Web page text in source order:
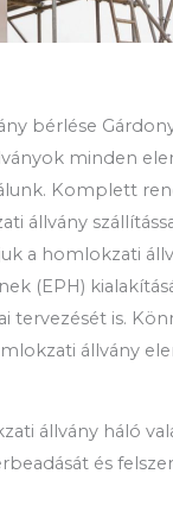
bérlése
minden
Komplett
állvány
a homlokzati
(EPH)
tervezését is.
állvány
állvány háló
és